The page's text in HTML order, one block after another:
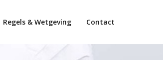
Regels & Wetgeving Contact